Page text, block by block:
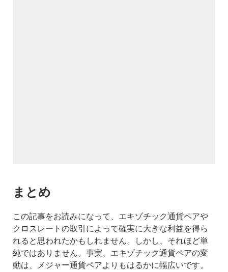
まとめ
この記事をお読みになって、エキゾチック通貨ペアや
クロスレートの取引によって確実に大きな利益を得ら
れると思われたかもしれません。しかし、それほど単
純ではありません。事実、エキゾチック通貨ペアの変
動は、メジャー通貨ペアよりもはるかに幅広いです。